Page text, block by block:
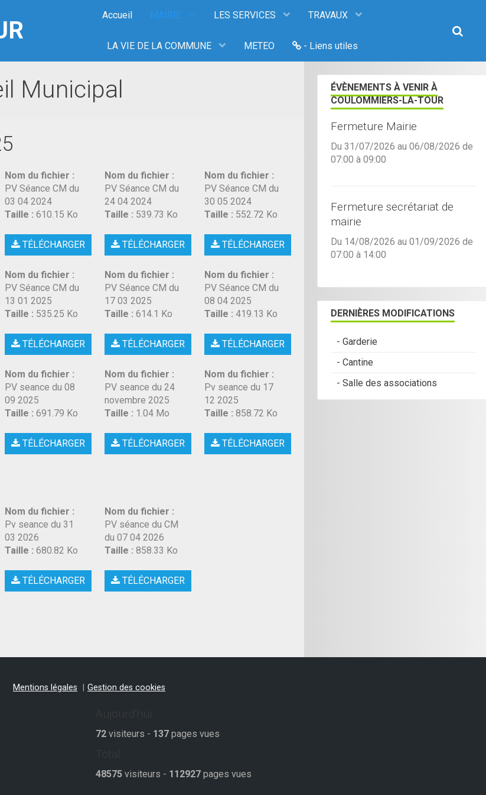
Accueil MAIRIE LES SERVICES TRAVAUX
LA VIE DE LA COMMUNE METEO - Liens utiles
Municipal
Nom du fichier :
PV Séance CM du
03 04 2024
Taille : 610.15 Ko
TÉLÉCHARGER
Nom du fichier :
PV Séance CM du
24 04 2024
Taille : 539.73 Ko
TÉLÉCHARGER
Nom du fichier :
PV Séance CM du
30 05 2024
Taille : 552.72 Ko
TÉLÉCHARGER
Nom du fichier :
PV Séance CM du
13 01 2025
Taille : 535.25 Ko
TÉLÉCHARGER
Nom du fichier :
PV Séance CM du
17 03 2025
Taille : 614.1 Ko
TÉLÉCHARGER
Nom du fichier :
PV Séance CM du
08 04 2025
Taille : 419.13 Ko
TÉLÉCHARGER
Nom du fichier :
PV seance du 08
09 2025
Taille : 691.79 Ko
TÉLÉCHARGER
Nom du fichier :
PV seance du 24
novembre 2025
Taille : 1.04 Mo
TÉLÉCHARGER
Nom du fichier :
Pv seance du 17
12 2025
Taille : 858.72 Ko
TÉLÉCHARGER
Nom du fichier :
Pv seance du 31
03 2026
Taille : 680.82 Ko
TÉLÉCHARGER
Nom du fichier :
PV séance du CM
du 07 04 2026
Taille : 858.33 Ko
TÉLÉCHARGER
ÉVÈNEMENTS À VENIR À
COULOMMIERS-LA-TOUR
Fermeture Mairie
Du 31/07/2026 au 06/08/2026 de
07:00 à 09:00
Fermeture secrétariat de
mairie
Du 14/08/2026 au 01/09/2026 de
07:00 à 14:00
DERNIÈRES MODIFICATIONS
- Garderie
- Cantine
- Salle des associations
Mentions légales Gestion des cookies
Aujourd'hui
72 visiteurs - 137 pages vues
Total
48575 visiteurs - 112927 pages vues